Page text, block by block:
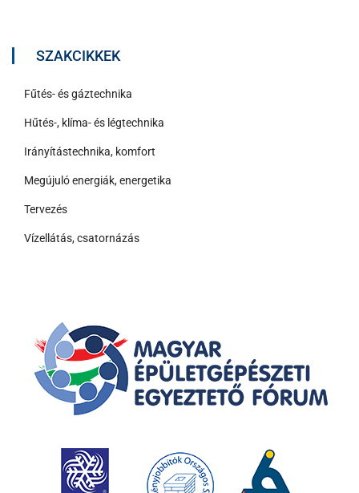
SZAKCIKKEK
Fűtés- és gáztechnika
Hűtés-, klíma- és légtechnika
Irányítástechnika, komfort
Megújuló energiák, energetika
Tervezés
Vízellátás, csatornázás